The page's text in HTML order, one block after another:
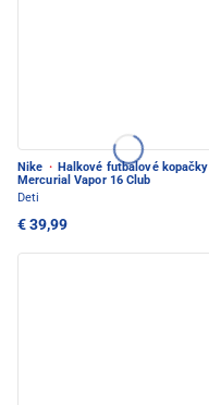
Nike · Halkové futbalové kopačky
Mercurial Vapor 16 Club
Deti
€ 39,99